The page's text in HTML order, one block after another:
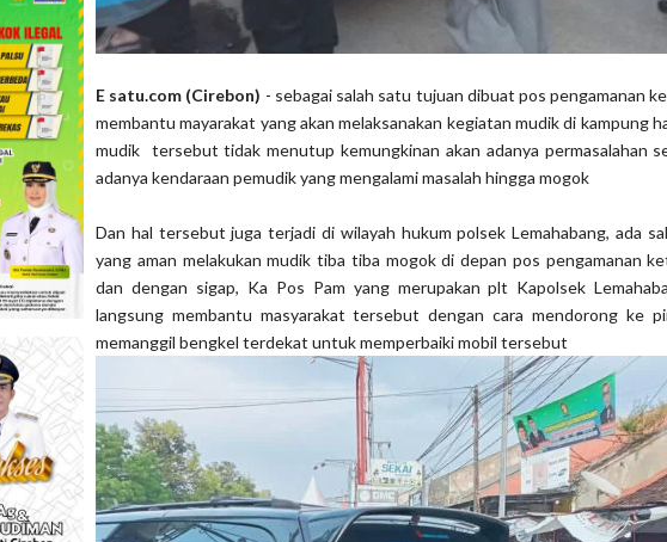
E satu.com (Cirebon) - sebagai salah satu tujuan dibuat pos pengamanan
membantu mayarakat yang akan melaksanakan kegiatan mudik di kampung
mudik tersebut tidak menutup kemungkinan akan adanya permasalahan
adanya kendaraan pemudik yang mengalami masalah hingga mogok
Dan hal tersebut juga terjadi di wilayah hukum polsek Lemahabang, ada
yang aman melakukan mudik tiba tiba mogok di depan pos pengamanan
dan dengan sigap, Ka Pos Pam yang merupakan plt Kapolsek
langsung membantu masyarakat tersebut dengan cara mendorong ke
memanggil bengkel terdekat untuk memperbaiki mobil tersebut